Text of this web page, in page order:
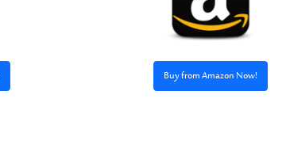
Buy from Amazon Now!